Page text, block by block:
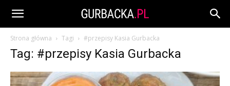
Strona główna Tagi #przepisy Kasia Gurbacka
Tag: #przepisy Kasia Gurbacka